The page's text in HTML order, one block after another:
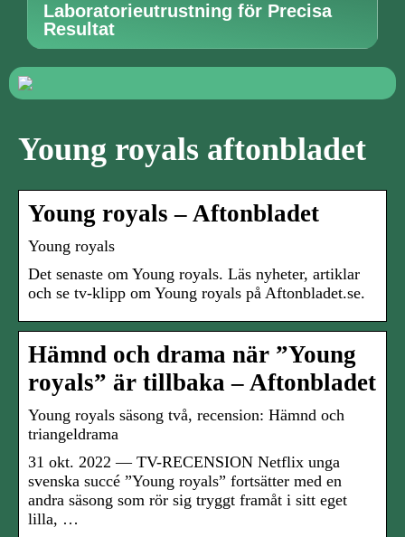
Laboratorieutrustning för Precisa
Resultat
Young royals aftonbladet
Young royals – Aftonbladet
Young royals
Det senaste om Young royals. Läs nyheter, artiklar
och se tv-klipp om Young royals på Aftonbladet.se.
Hämnd och drama när ”Young
royals” är tillbaka – Aftonbladet
Young royals säsong två, recension: Hämnd och
triangeldrama
31 okt. 2022 — TV-RECENSION Netflix unga
svenska succé ”Young royals” fortsätter med en
andra säsong som rör sig tryggt framåt i sitt eget
lilla, …